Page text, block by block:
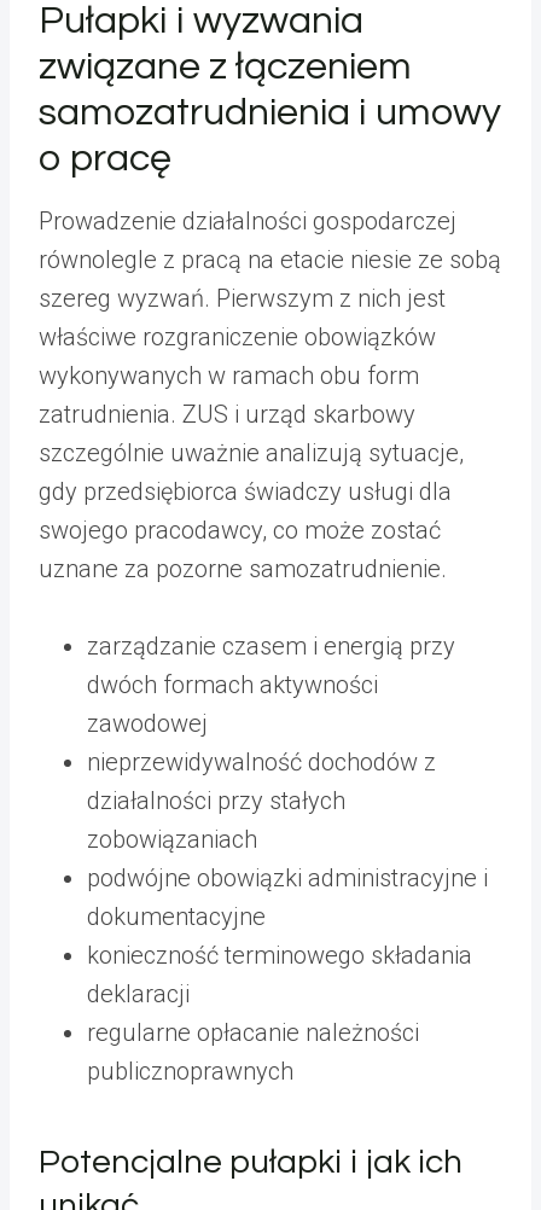
Pułapki i wyzwania
związane z łączeniem
samozatrudnienia i umowy
o pracę
Prowadzenie działalności gospodarczej
równolegle z pracą na etacie niesie ze sobą
szereg wyzwań. Pierwszym z nich jest
właściwe rozgraniczenie obowiązków
wykonywanych w ramach obu form
zatrudnienia. ZUS i urząd skarbowy
szczególnie uważnie analizują sytuacje,
gdy przedsiębiorca świadczy usługi dla
swojego pracodawcy, co może zostać
uznane za pozorne samozatrudnienie.
zarządzanie czasem i energią przy
dwóch formach aktywności
zawodowej
nieprzewidywalność dochodów z
działalności przy stałych
zobowiązaniach
podwójne obowiązki administracyjne i
dokumentacyjne
konieczność terminowego składania
deklaracji
regularne opłacanie należności
publicznoprawnych
Potencjalne pułapki i jak ich